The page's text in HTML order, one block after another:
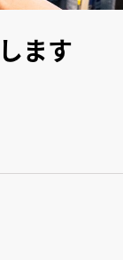
ます